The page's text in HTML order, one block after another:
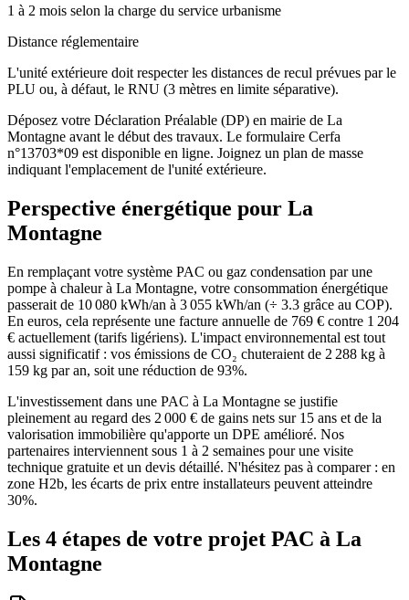
1 à 2 mois selon la charge du service urbanisme
Distance réglementaire
L'unité extérieure doit respecter les distances de recul prévues par le
PLU ou, à défaut, le RNU (3 mètres en limite séparative).
Déposez votre Déclaration Préalable (DP) en mairie de La
Montagne avant le début des travaux. Le formulaire Cerfa
n°13703*09 est disponible en ligne. Joignez un plan de masse
indiquant l'emplacement de l'unité extérieure.
Perspective énergétique pour La
Montagne
En remplaçant votre système PAC ou gaz condensation par une
pompe à chaleur à La Montagne, votre consommation énergétique
passerait de 10 080 kWh/an à 3 055 kWh/an (÷ 3.3 grâce au COP).
En euros, cela représente une facture annuelle de 769 € contre 1 204
€ actuellement (tarifs ligériens). L'impact environnemental est tout
aussi significatif : vos émissions de CO₂ chuteraient de 2 288 kg à
159 kg par an, soit une réduction de 93%.
L'investissement dans une PAC à La Montagne se justifie
pleinement au regard des 2 000 € de gains nets sur 15 ans et de la
valorisation immobilière qu'apporte un DPE amélioré. Nos
partenaires interviennent sous 1 à 2 semaines pour une visite
technique gratuite et un devis détaillé. N'hésitez pas à comparer : en
zone H2b, les écarts de prix entre installateurs peuvent atteindre
30%.
Les 4 étapes de votre projet PAC à La
Montagne